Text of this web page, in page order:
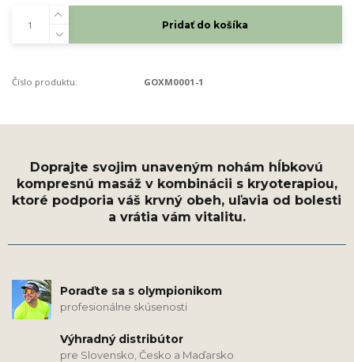
Pridať do košíka
Číslo produktu: GOXM0001-1
Poraďte sa s olympionikom
profesionálne skúsenosti
Výhradný distribútor
pre Slovensko, Česko a Maďarsko